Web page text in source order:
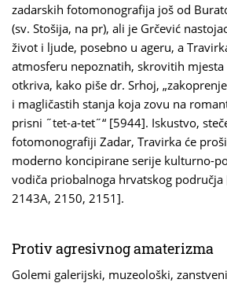
zadarskih fotomonografija još od
(sv. Stošija, na pr), ali je Grčević
život i ljude, posebno u ageru, a
atmosferu nepoznatih, skrovitih
otkriva, kako piše dr. Srhoj,
i magličastih stanja koja zovu na
prisni ˝tet-a-tet˝“ [5944]. Iskustvo,
fotomonografiji Zadar, Travirka će
moderno koncipirane serije kulturno-
vodiča priobalnoga hrvatskog
2143A, 2150, 2151].
Protiv agresivnog amaterizma
Golemi galerijski, muzeološki,